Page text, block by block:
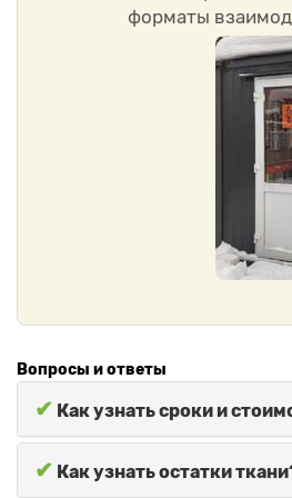
форматы
Вопросы и ответы
✔ Как узнать сроки и
✔ Как узнать остатки